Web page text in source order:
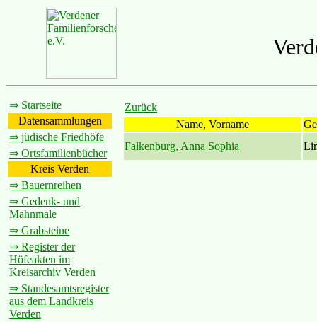
⇒ Startseite
Datensammlungen
⇒ jüdische Friedhöfe
⇒ Ortsfamilienbücher
Kreis Verden
⇒ Bauernreihen
⇒ Gedenk- und
Mahnmale
⇒ Grabsteine
⇒ Register der
Höfeakten im
Kreisarchiv Verden
⇒ Standesamtsregister
aus dem Landkreis
Verden
Zurück
Name, Vorname
Falkenburg, Anna Sophia